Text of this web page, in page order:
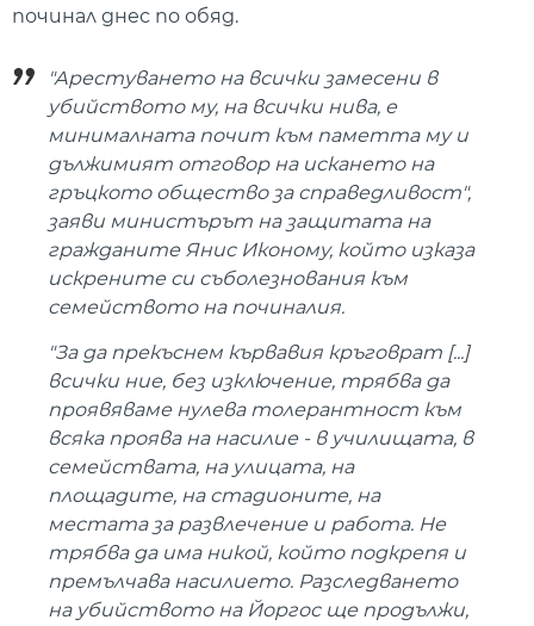
починал днес по обяд.
"Арестуването на всички замесени в
убийството му, на всички нива, е
минималната почит към паметта му и
дължимият отговор на искането на
гръцкото общество за справедливост",
заяви министърът на защитата на
гражданите Янис Иконому, който изказа
искрените си съболезнования към
семейството на починалия.
"За да прекъснем кървавия кръговрат [...]
всички ние, без изключение, трябва да
проявяваме нулева толерантност към
всяка проява на насилие - в училищата, в
семействата, на улицата, на
площадите, на стадионите, на
местата за развлечение и работа. Не
трябва да има никой, който подкрепя и
премълчава насилието. Разследването
на убийството на Йоргос ще продължи,